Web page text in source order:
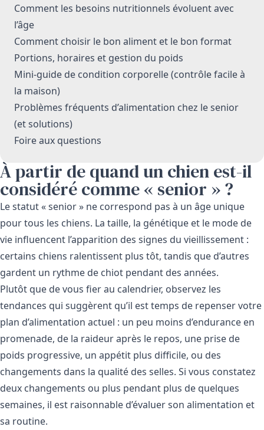
Comment les besoins nutritionnels évoluent avec
l’âge
Comment choisir le bon aliment et le bon format
Portions, horaires et gestion du poids
Mini-guide de condition corporelle (contrôle facile à
la maison)
Problèmes fréquents d’alimentation chez le senior
(et solutions)
Foire aux questions
À partir de quand un chien est-il
considéré comme « senior » ?
Le statut « senior » ne correspond pas à un âge unique
pour tous les chiens. La taille, la génétique et le mode de
vie influencent l’apparition des signes du vieillissement :
certains chiens ralentissent plus tôt, tandis que d’autres
gardent un rythme de chiot pendant des années.
Plutôt que de vous fier au calendrier, observez les
tendances qui suggèrent qu’il est temps de repenser votre
plan d’alimentation actuel : un peu moins d’endurance en
promenade, de la raideur après le repos, une prise de
poids progressive, un appétit plus difficile, ou des
changements dans la qualité des selles. Si vous constatez
deux changements ou plus pendant plus de quelques
semaines, il est raisonnable d’évaluer son alimentation et
sa routine.